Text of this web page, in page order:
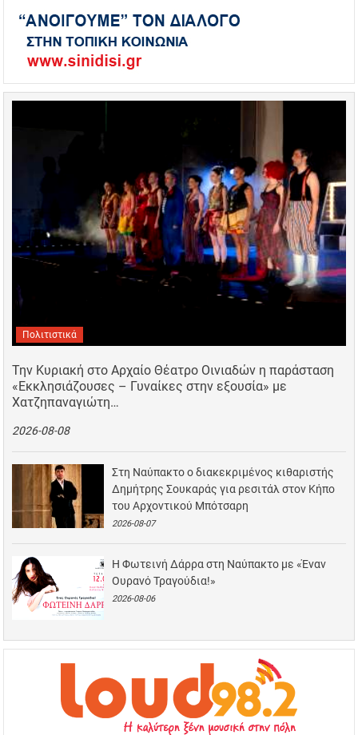
Πολιτιστικά
Την Κυριακή στο Αρχαίο Θέατρο Οινιαδών η παράσταση
«Εκκλησιάζουσες – Γυναίκες στην εξουσία» με
Χατζηπαναγιώτη…
2026-08-08
Στη Ναύπακτο ο διακεκριμένος κιθαριστής
Δημήτρης Σουκαράς για ρεσιτάλ στον Κήπο
του Αρχοντικού Μπότσαρη
2026-08-07
Η Φωτεινή Δάρρα στη Ναύπακτο με «Έναν
Ουρανό Τραγούδια!»
2026-08-06